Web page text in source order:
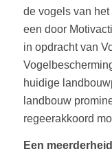
de vogels van
een door
in opdracht van
huidige
landbouw
regeerakkoord
Een